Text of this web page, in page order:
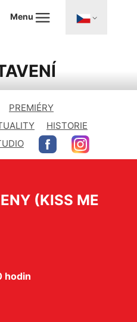
Menu
PREMIÉRY
HISTORIE
(KISS ME
hodin